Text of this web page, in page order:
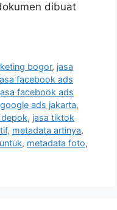
dibuat
bogor, jasa
facebook ads
facebook ads
ads jakarta,
, jasa tiktok
, metadata artinya,
, metadata foto,